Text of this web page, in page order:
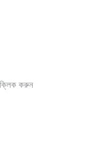
ক্লিক করুন